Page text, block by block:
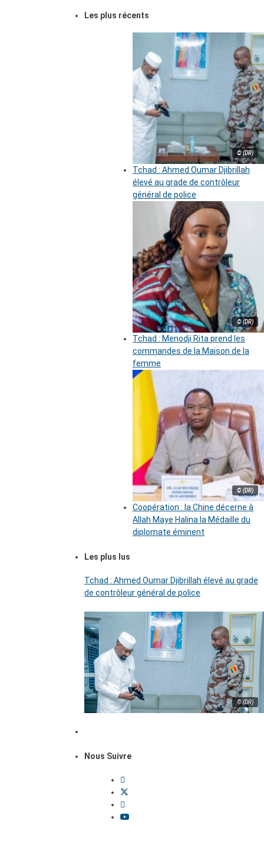
Les plus récents
© (DR)
Tchad : Ahmed Oumar Djibrillah
élevé au grade de contrôleur
général de police
© (DR)
Tchad : Menodji Rita prend les
commandes de la Maison de la
femme
© (DR)
Coopération : la Chine décerne à
Allah Maye Halina la Médaille du
diplomate éminent
Les plus lus
Tchad : Ahmed Oumar Djibrillah élevé au grade
de contrôleur général de police
© (DR)
Nous Suivre